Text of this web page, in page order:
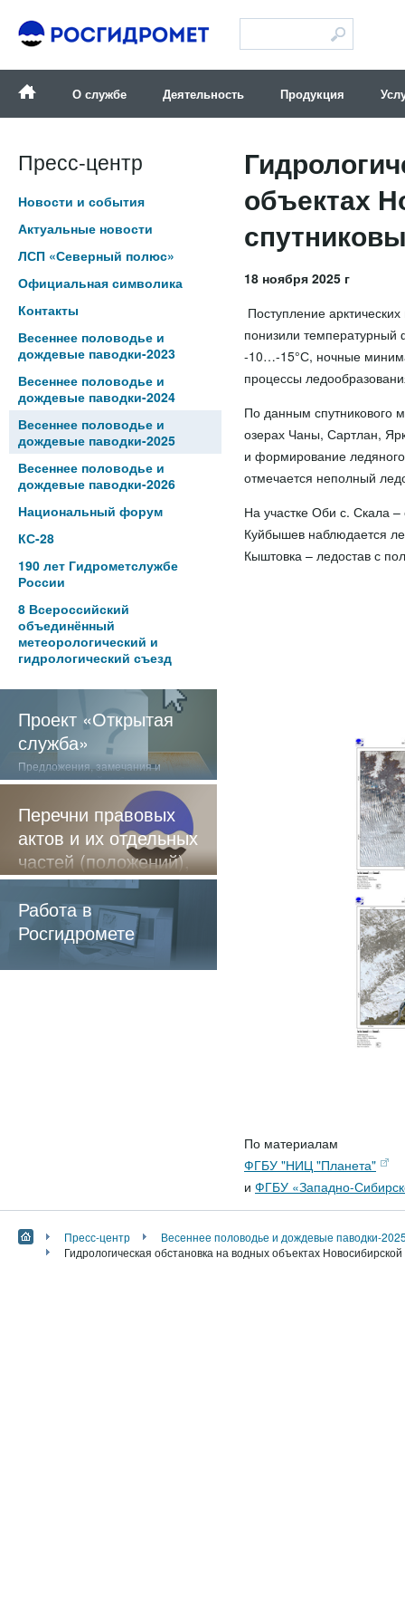
О службе Деятельность Продукция
Пресс-центр
Новости и события
Актуальные новости
ЛСП «Северный полюс»
Официальная символика
Контакты
Весеннее половодье и
дождевые паводки-2023
Весеннее половодье и
дождевые паводки-2024
Весеннее половодье и
дождевые паводки-2025
Весеннее половодье и
дождевые паводки-2026
Национальный форум
КС-28
190 лет Гидрометслужбе
России
8 Всероссийский
объединённый
метеорологический и
гидрологический съезд
Проект «Открытая
служба»
Предложения, замечания и
отзывы о нашей работе
Перечни правовых
актов и их отдельных
частей (положений),
содержащие
обязательные
требования
Работа в
Росгидромете
объектах
18 ноября 2025 г
Поступление
понизили
-10…-15°С, ночные
процессы
По данным спутникового
озерах Чаны, Сартлан,
и формирование
отмечается неполный
На участке Оби с. Скала
Куйбышев наблюдается
Кыштовка – ледостав с
По материалам
ФГБУ "НИЦ "Планета"
и ФГБУ «Западно-
Пресс-центр
Весеннее половодье и дождевые паводки-
Гидрологическая обстановка на водных объектах